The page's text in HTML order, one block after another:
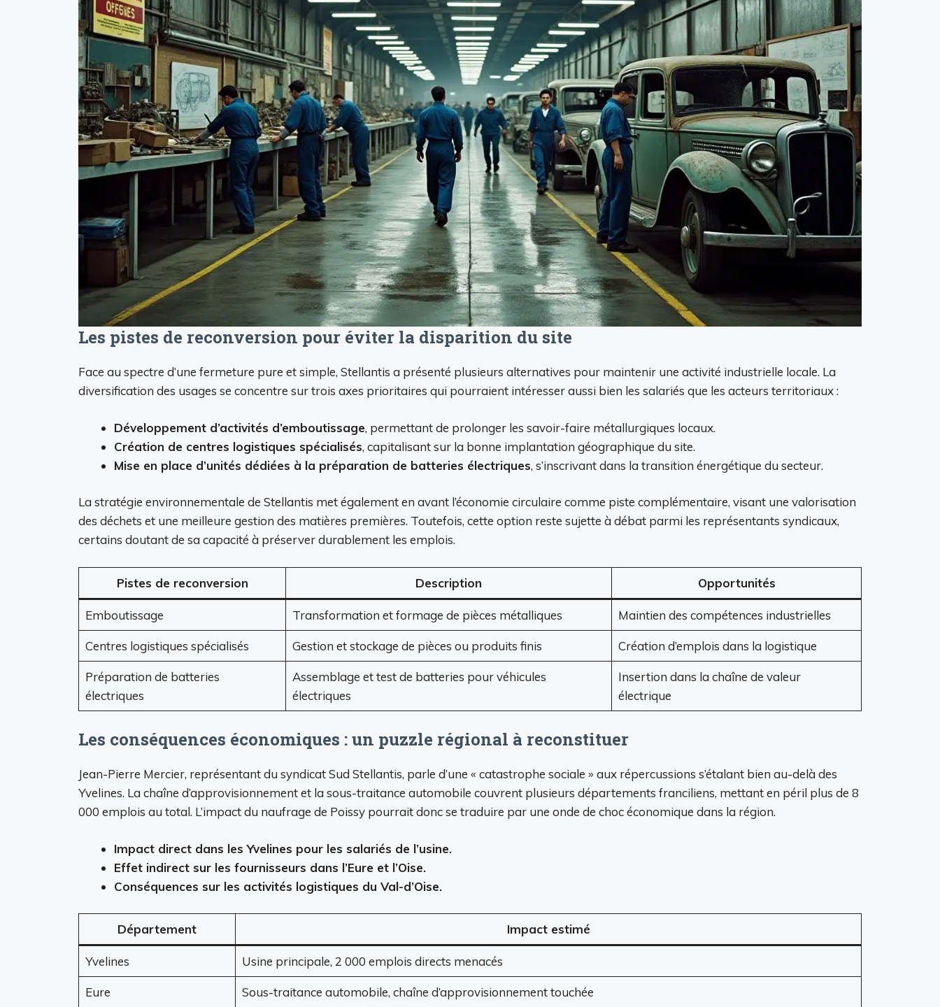
Les pistes de reconversion pour éviter la disparition du site
Face au spectre d’une fermeture pure et simple, Stellantis a présenté plusieurs alternatives pour maintenir une activité industrielle locale. La
diversification des usages se concentre sur trois axes prioritaires qui pourraient intéresser aussi bien les salariés que les acteurs territoriaux :
Développement d’activités d’emboutissage, permettant de prolonger les savoir-faire métallurgiques locaux.
Création de centres logistiques spécialisés, capitalisant sur la bonne implantation géographique du site.
Mise en place d’unités dédiées à la préparation de batteries électriques, s’inscrivant dans la transition énergétique du secteur.
La stratégie environnementale de Stellantis met également en avant l’économie circulaire comme piste complémentaire, visant une valorisation
des déchets et une meilleure gestion des matières premières. Toutefois, cette option reste sujette à débat parmi les représentants syndicaux,
certains doutant de sa capacité à préserver durablement les emplois.
Pistes de reconversion Description Opportunités
Emboutissage Transformation et formage de pièces métalliques Maintien des compétences industrielles
Centres logistiques spécialisés Gestion et stockage de pièces ou produits finis Création d’emplois dans la logistique
Préparation de batteries
électriques
Assemblage et test de batteries pour véhicules
électriques
Insertion dans la chaîne de valeur
électrique
Les conséquences économiques : un puzzle régional à reconstituer
Jean-Pierre Mercier, représentant du syndicat Sud Stellantis, parle d’une « catastrophe sociale » aux répercussions s’étalant bien au-delà des
Yvelines. La chaîne d’approvisionnement et la sous-traitance automobile couvrent plusieurs départements franciliens, mettant en péril plus de 8
000 emplois au total. L’impact du naufrage de Poissy pourrait donc se traduire par une onde de choc économique dans la région.
Impact direct dans les Yvelines pour les salariés de l’usine.
Effet indirect sur les fournisseurs dans l’Eure et l’Oise.
Conséquences sur les activités logistiques du Val-d’Oise.
Département Impact estimé
Yvelines Usine principale, 2 000 emplois directs menacés
Eure Sous-traitance automobile, chaîne d’approvisionnement touchée